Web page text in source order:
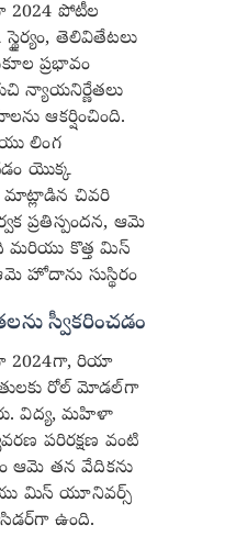
పోటీల
తెలివితేటలు
ప్రభావం
న్యాయనిర్ణేతలు
ఆకర్షించింది.
లింగ
యొక్క
మాట్లాడిన చివరి
ప్రతిస్పందన, ఆమె
మరియు కొత్త మిస్
హోదాను సుస్థిరం
స్వీకరించడం
2024గా, రియా
రోల్ మోడల్‌గా
విద్య, మహిళా
పరిరక్షణ వంటి
ఆమె తన వేదికను
మిస్ యూనివర్స్
ఉంది.